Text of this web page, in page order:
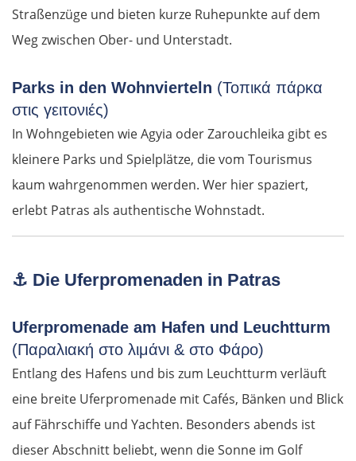
Straßenzüge und bieten kurze Ruhepunkte auf dem
Weg zwischen Ober- und Unterstadt.
Parks in den Wohnvierteln (Τοπικά πάρκα
στις γειτονιές)
In Wohngebieten wie Agyia oder Zarouchleika gibt es
kleinere Parks und Spielplätze, die vom Tourismus
kaum wahrgenommen werden. Wer hier spaziert,
erlebt Patras als authentische Wohnstadt.
⚓ Die Uferpromenaden in Patras
Uferpromenade am Hafen und Leuchtturm
(Παραλιακή στο λιμάνι & στο Φάρο)
Entlang des Hafens und bis zum Leuchtturm verläuft
eine breite Uferpromenade mit Cafés, Bänken und Blick
auf Fährschiffe und Yachten. Besonders abends ist
dieser Abschnitt beliebt, wenn die Sonne im Golf